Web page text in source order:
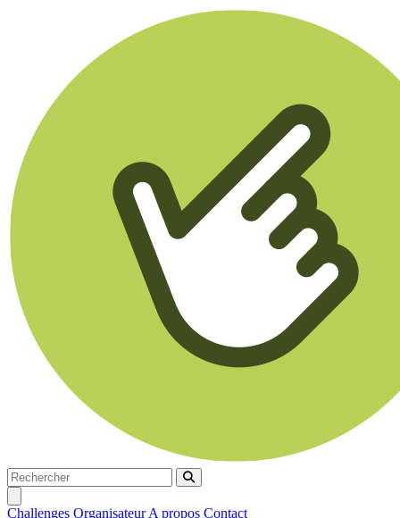
Rechercher
Rechercher
Challenges OrganisateurA propos Contact